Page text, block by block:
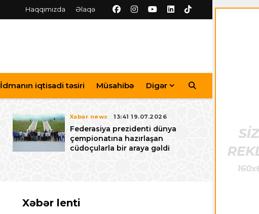
Haqqımızda Əlaqə
İdmanın iqtisadi təsiri Müsahibə Digər
Xəbər news 13:41 19.07.2026
Federasiya prezidenti dünya
çempionatına hazırlaşan
cüdoçularla bir araya gəldi
Xəbər lenti